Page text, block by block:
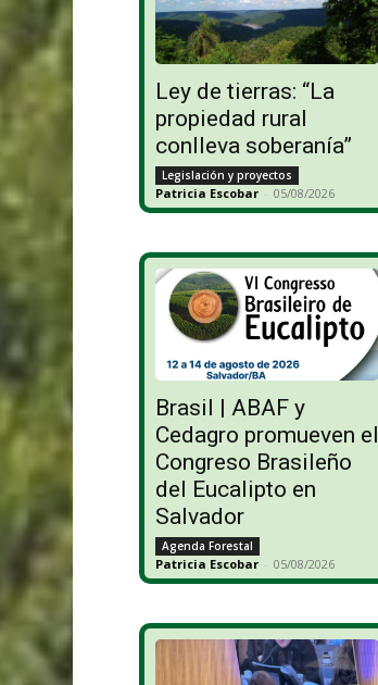
Ley de tierras: “La
propiedad rural
conlleva soberanía”
Legislación y proyectos
Patricia Escobar - 05/08/2026
Brasil | ABAF y
Cedagro promueven el
Congreso Brasileño
del Eucalipto en
Salvador
Agenda Forestal
Patricia Escobar - 05/08/2026